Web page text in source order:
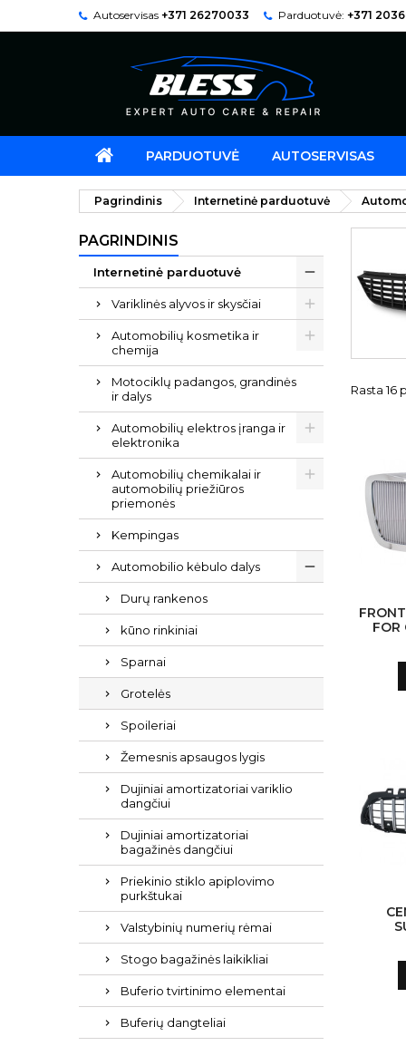
Autoservisas +371 26270033 Parduotuvė: +371
PARDUOTUVĖ AUTOSERVISAS
Pagrindinis Internetinė parduotuvė
PAGRINDINIS
Internetinė parduotuvė
Variklinės alyvos ir skysčiai
Automobilių kosmetika ir
chemija
Motociklų padangos, grandinės
ir dalys
Automobilių elektros įranga ir
elektronika
Automobilių chemikalai ir
automobilių priežiūros
priemonės
Kempingas
Automobilio kėbulo dalys
Durų rankenos
kūno rinkiniai
Sparnai
Grotelės
Spoileriai
Žemesnis apsaugos lygis
Dujiniai amortizatoriai variklio
dangčiui
Dujiniai amortizatoriai
bagažinės dangčiui
Priekinio stiklo apiplovimo
purkštukai
Valstybinių numerių rėmai
Stogo bagažinės laikikliai
Buferio tvirtinimo elementai
Buferių dangteliai
Rasta 16
FOR
R